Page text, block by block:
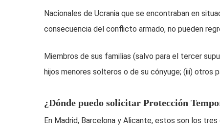
Nacionales de Ucrania que se encontraban en
consecuencia del conflicto armado, no pueden
Miembros de sus familias (salvo para el tercer
hijos menores solteros o de su cónyuge; (iii) otros
¿Dónde puedo solicitar Protección
En Madrid, Barcelona y Alicante, estos son los